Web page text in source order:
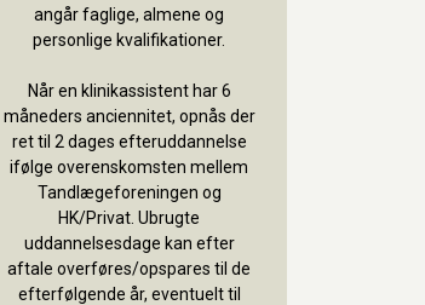
angår faglige, almene og
personlige kvalifikationer.
Når en klinikassistent har 6
måneders anciennitet, opnås der
ret til 2 dages efteruddannelse
ifølge overenskomsten mellem
Tandlægeforeningen og
HK/Privat. Ubrugte
uddannelsesdage kan efter
aftale overføres/opspares til de
efterfølgende år, eventuelt til